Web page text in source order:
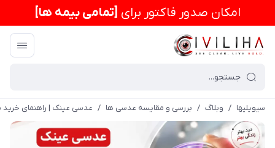
امكان صدور فاکتور برای [تمامی بیمه ها]
سیویلیها / وبلاگ / بررسی و مقایسه عدسی ها / عدسی عینک | راهنمای